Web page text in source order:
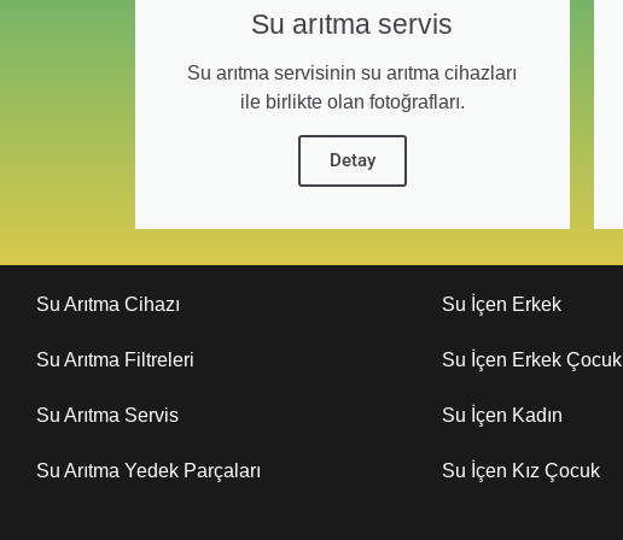
Su arıtma servis
Su arıtma servisinin su arıtma cihazları
ile birlikte olan fotoğrafları.
Detay
Su Arıtma Cihazı
Su Arıtma Filtreleri
Su Arıtma Servis
Su Arıtma Yedek Parçaları
Su İçen Erkek
Su İçen Erkek Çocuk
Su İçen Kadın
Su İçen Kız Çocuk